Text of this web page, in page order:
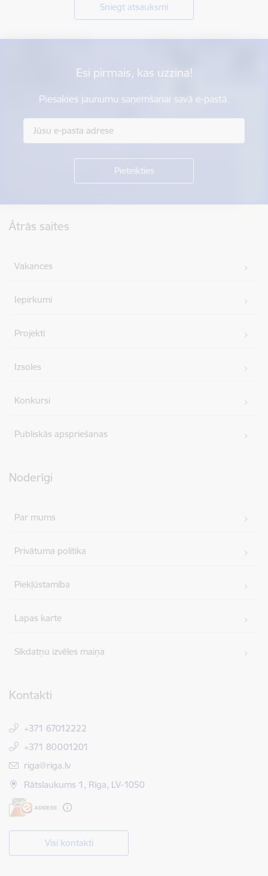
Sniegt atsauksmi
Esi pirmais, kas uzzina!
Piesakies jaunumu saņemšanai savā e-pastā.
Ātrās saites
Vakances
Iepirkumi
Projekti
Izsoles
Konkursi
Publiskās apspriešanas
Noderīgi
Par mums
Privātuma politika
Piekļūstamība
Lapas karte
Sīkdatņu izvēles maiņa
Kontakti
+371 67012222
+371 80001201
E-pasts:
riga@riga.lv
Rātslaukums 1, Rīga, LV-1050
Visi kontakti